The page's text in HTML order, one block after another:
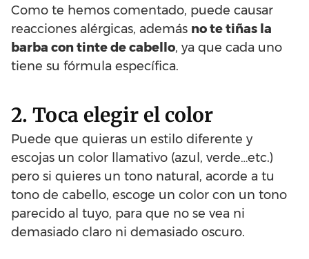
Como te hemos comentado, puede causar
reacciones alérgicas, además no te tiñas la
barba con tinte de cabello, ya que cada uno
tiene su fórmula específica.
2. Toca elegir el color
Puede que quieras un estilo diferente y
escojas un color llamativo (azul, verde…etc.)
pero si quieres un tono natural, acorde a tu
tono de cabello, escoge un color con un tono
parecido al tuyo, para que no se vea ni
demasiado claro ni demasiado oscuro.